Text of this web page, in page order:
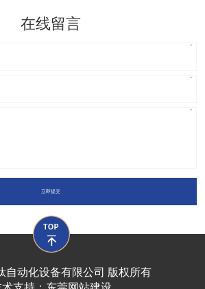
在线留言
立即提交
自动化设备有限公司 版权所有